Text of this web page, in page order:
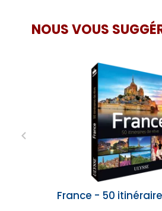
NOUS VOUS
France - 50